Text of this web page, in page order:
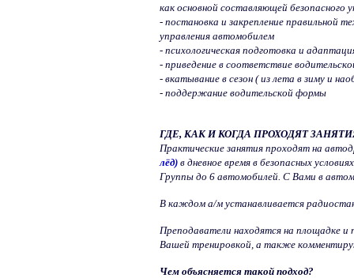
как основной составляющей безопасного
- постановка и закрепление правильной
управления автомобилем
- психологическая подготовка и
- приведение в соответствие
- вкатывание в сезон ( из лета в зиму и
- поддержание водительской формы
ГДЕ, КАК И КОГДА ПРОХОДЯТ
Практические занятия проходят на
лёд) в дневное время в безопасных
Группы до 6 автомобилей. С Вами в
В каждом а/м устанавливается
Преподаватели находятся на площадке
Вашей тренировкой, а также
Чем объясняется такой подход?